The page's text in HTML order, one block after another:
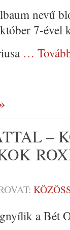
nevű
7-ével
…
–
a Bét